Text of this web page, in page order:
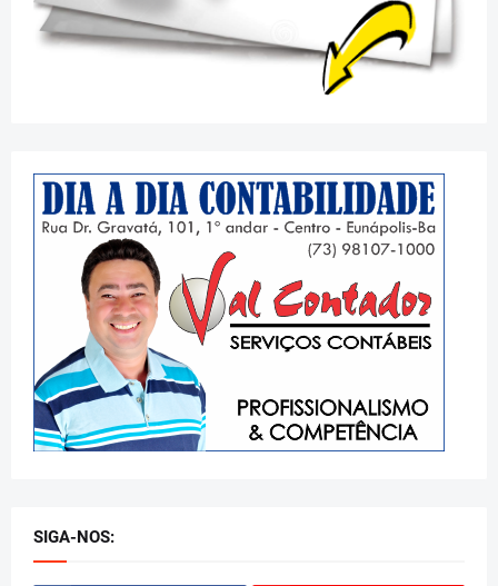
SIGA-NOS: